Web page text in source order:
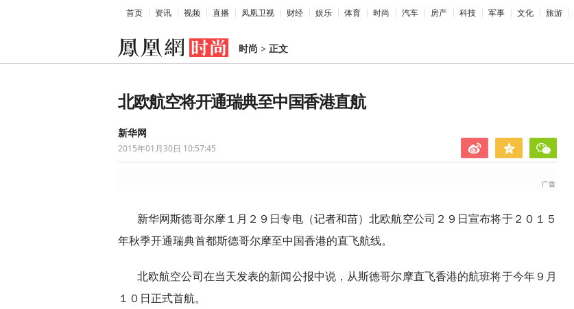
首页 资讯 视频 直播 凤凰卫视 财经 娱乐 体育 时尚 汽车 房产 科技 军事 文化 旅游
时尚 > 正文
北欧航空将开通瑞典至中国香港直航
新华网
2015年01月30日 10:57:45
新华网斯德哥尔摩１月２９日专电（记者和苗）北欧航空公司２９日宣布将于２０１５
年秋季开通瑞典首都斯德哥尔摩至中国香港的直飞航线。
北欧航空公司在当天发表的新闻公报中说，从斯德哥尔摩直飞香港的航班将于今年９月
１０日正式首航。